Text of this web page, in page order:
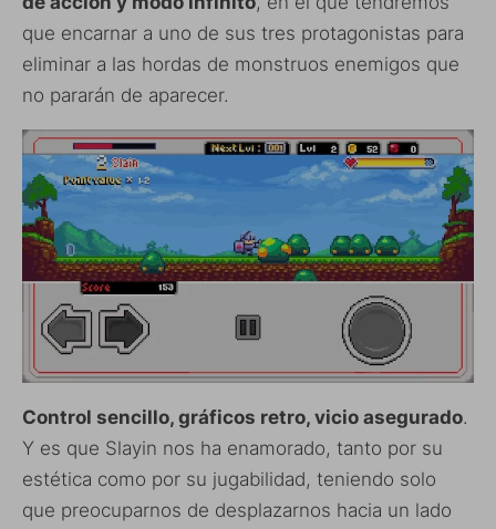
que encarnar a uno de sus tres protagonistas para
eliminar a las hordas de monstruos enemigos que
no pararán de aparecer.
Control sencillo, gráficos retro, vicio asegurado.
Y es que Slayin nos ha enamorado, tanto por su
estética como por su jugabilidad, teniendo solo
que preocuparnos de desplazarnos hacia un lado